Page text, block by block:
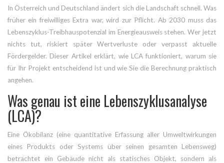
In Österreich und Deutschland ändert sich die Landschaft schnell. Was
früher ein freiwilliges Extra war, wird zur Pflicht. Ab 2030 muss das
Lebenszyklus-Treibhauspotenzial im Energieausweis stehen. Wer jetzt
nichts tut, riskiert später Wertverluste oder verpasst aktuelle
Fördergelder. Dieser Artikel erklärt, wie LCA funktioniert, warum sie
für Ihr Projekt entscheidend ist und wie Sie die Berechnung praktisch
angehen.
Was genau ist eine Lebenszyklusanalyse
(LCA)?
Eine Ökobilanz (eine quantitative Erfassung aller Umweltwirkungen
eines Produkts oder Systems über seinen gesamten Lebensweg)
betrachtet ein Gebäude nicht als statisches Objekt, sondern als